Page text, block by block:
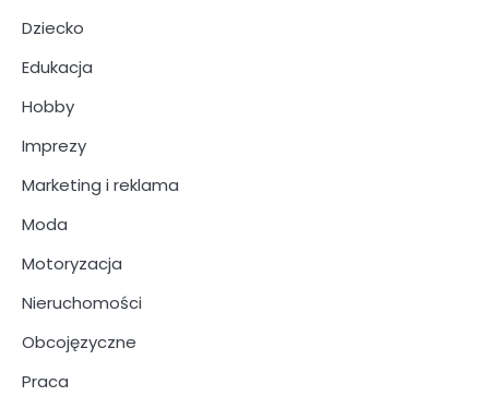
Dziecko
Edukacja
Hobby
Imprezy
Marketing i reklama
Moda
Motoryzacja
Nieruchomości
Obcojęzyczne
Praca